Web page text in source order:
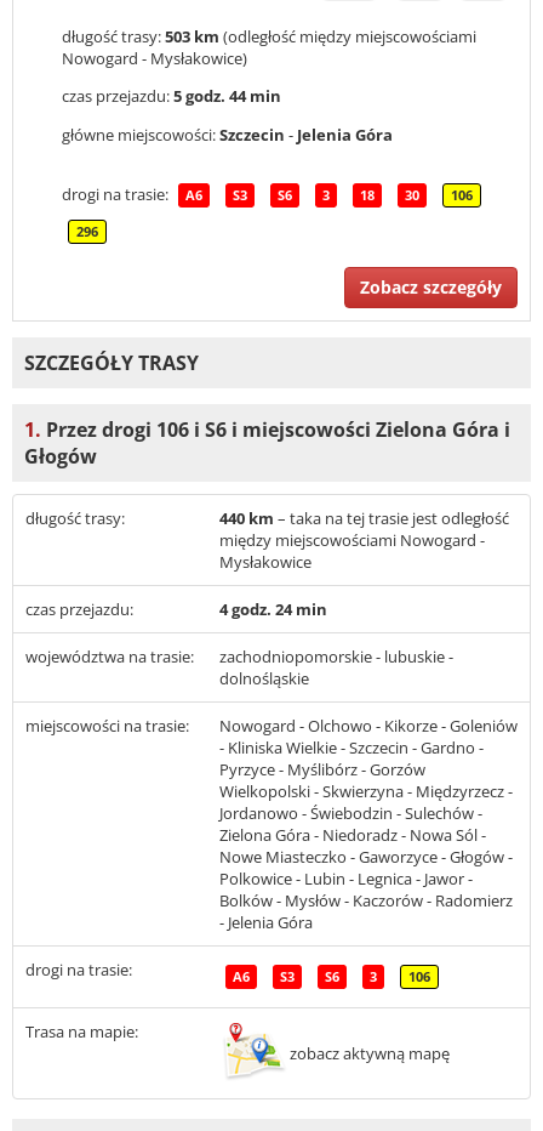
długość trasy:503 km (odległość między miejscowościami
Nowogard - Mysłakowice)
czas przejazdu:5 godz. 44 min
główne miejscowości:Szczecin - Jelenia Góra
drogi na trasie: A6 S3 S6 3 18 30 106
296
Zobacz szczegóły
SZCZEGÓŁY TRASY
1. Przez drogi 106 i S6 i miejscowości Zielona Góra i
Głogów
długość trasy: 440 km – taka na tej trasie jest odległość
między miejscowościami Nowogard -
Mysłakowice
czas przejazdu: 4 godz. 24 min
województwa na trasie:
zachodniopomorskie - lubuskie -
dolnośląskie
miejscowości na trasie:
Nowogard - Olchowo - Kikorze - Goleniów
- Kliniska Wielkie - Szczecin - Gardno -
Pyrzyce - Myślibórz - Gorzów
Wielkopolski - Skwierzyna - Międzyrzecz -
Jordanowo - Świebodzin - Sulechów -
Zielona Góra - Niedoradz - Nowa Sól -
Nowe Miasteczko - Gaworzyce - Głogów -
Polkowice - Lubin - Legnica - Jawor -
Bolków - Mysłów - Kaczorów - Radomierz
- Jelenia Góra
drogi na trasie: A6 S3 S6 3 106
Trasa na mapie:
zobacz aktywną mapę